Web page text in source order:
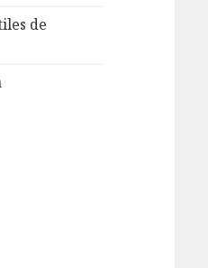
de